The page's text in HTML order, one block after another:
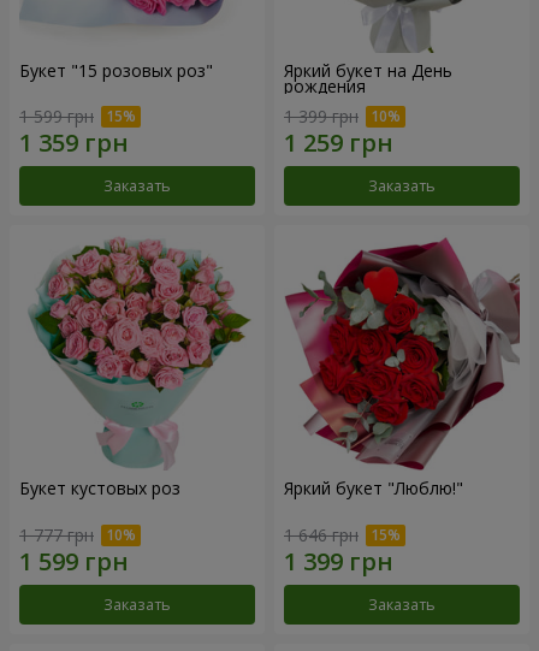
Букет "15 розовых роз"
1 599 грн
Заказать
Яркий букет на День
рождения
1 399 грн
Заказать
Букет кустовых роз
1 777 грн
Заказать
Яркий букет "Люблю!"
1 646 грн
Заказать